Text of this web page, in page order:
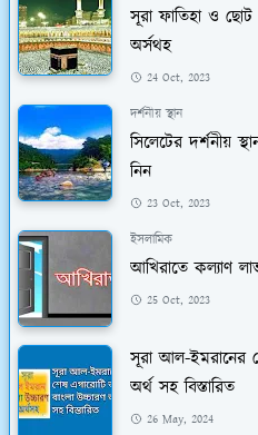
সূরা ফাতিহা ও
অর্সথহ
24 Oct, 2023
দর্শনীয় স্থান
সিলেটের দর্শনীয়
নিন
23 Oct, 2023
ইসলামিক
আখিরাতে কল্যাণ
25 Oct, 2023
সূরা আল-ইমরানের
অর্থ সহ বিস্তারিত
26 May, 2024